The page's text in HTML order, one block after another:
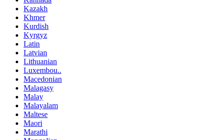
Kazakh
Khmer
Kurdish
Kyrgyz
Latin
Latvian
Lithuanian
Luxembou..
Macedonian
Malagasy
Malay
Malayalam
Maltese
Maori
Marathi